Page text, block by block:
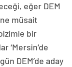
eğer DEM
müsait
bir
‘Mersin’de
DEM’de aday